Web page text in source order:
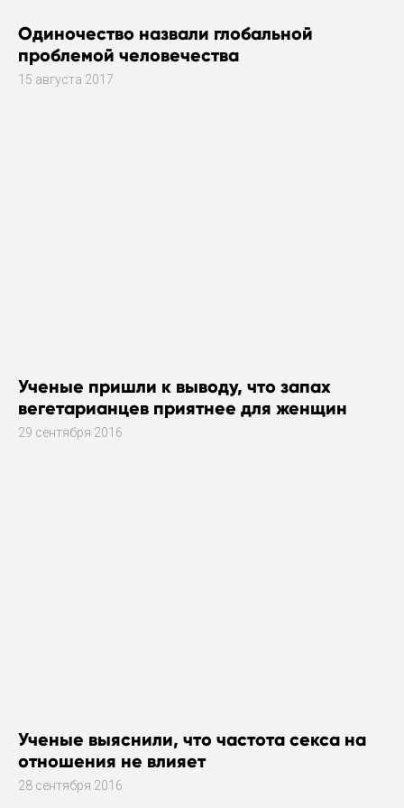
Одиночество назвали глобальной
проблемой человечества
15 августа 2017
Ученые пришли к выводу, что запах
вегетарианцев приятнее для женщин
29 сентября 2016
Ученые выяснили, что частота секса на
отношения не влияет
28 сентября 2016